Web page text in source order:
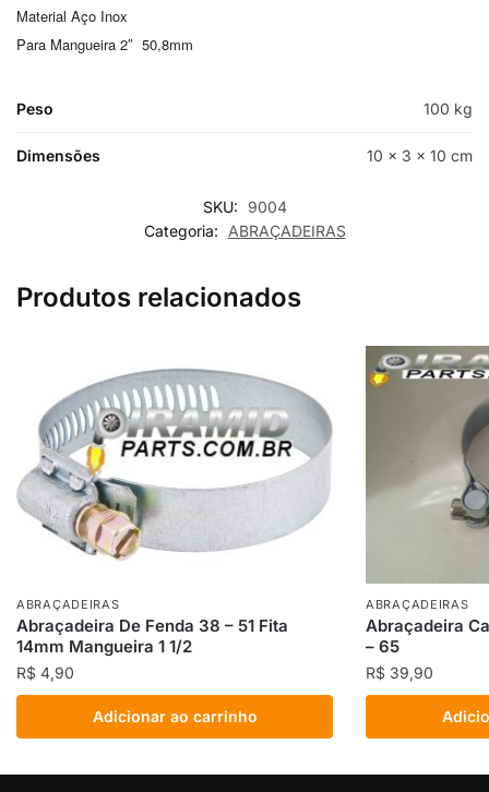
Material Aço Inox
Para Mangueira 2″ 50,8mm
Peso 100 kg
Dimensões 10 × 3 × 10 cm
SKU:
9004
Categoria:
ABRAÇADEIRAS
Produtos relacionados
ABRAÇADEIRAS
Abraçadeira De Fenda 38 – 51 Fita
14mm Mangueira 1 1/2
R$ 4,90
Adicionar ao carrinho
ABRAÇADEIRAS
Abraçadeira
– 65
R$ 39,90